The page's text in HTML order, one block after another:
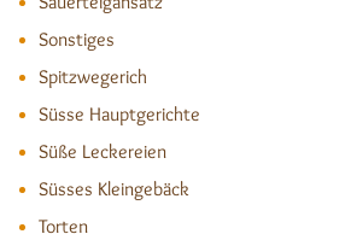
Sonstiges
Spitzwegerich
Süsse Hauptgerichte
Süße Leckereien
Süsses Kleingebäck
Torten